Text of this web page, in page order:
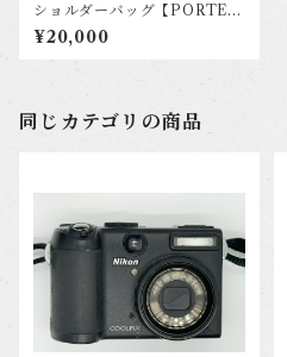
ショルダーバッグ【PORTER
FRAME】
¥20,000
同じカテゴリの商品